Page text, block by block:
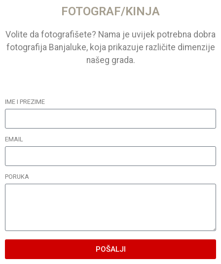
FOTOGRAF/KINJA
Volite da fotografišete? Nama je uvijek potrebna dobra
fotografija Banjaluke, koja prikazuje različite dimenzije
našeg grada.
IME I PREZIME
EMAIL
PORUKA
POŠALJI